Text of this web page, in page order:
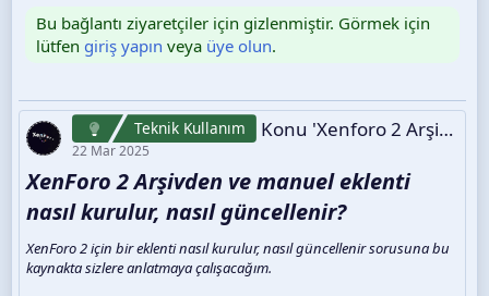
Bu bağlantı ziyaretçiler için gizlenmiştir. Görmek için
lütfen giriş yapın veya üye olun.
Teknik Kullanım Konu 'Xenforo 2 Arşivden Ve Manuel Eklenti Nasıl Kurulur, Nasıl Güncellenir?'
22 Mar 2025
XenForo 2 Arşivden ve manuel eklenti
nasıl kurulur, nasıl güncellenir?​
XenForo 2 için bir eklenti nasıl kurulur, nasıl güncellenir sorusuna bu
kaynakta sizlere anlatmaya çalışacağım.